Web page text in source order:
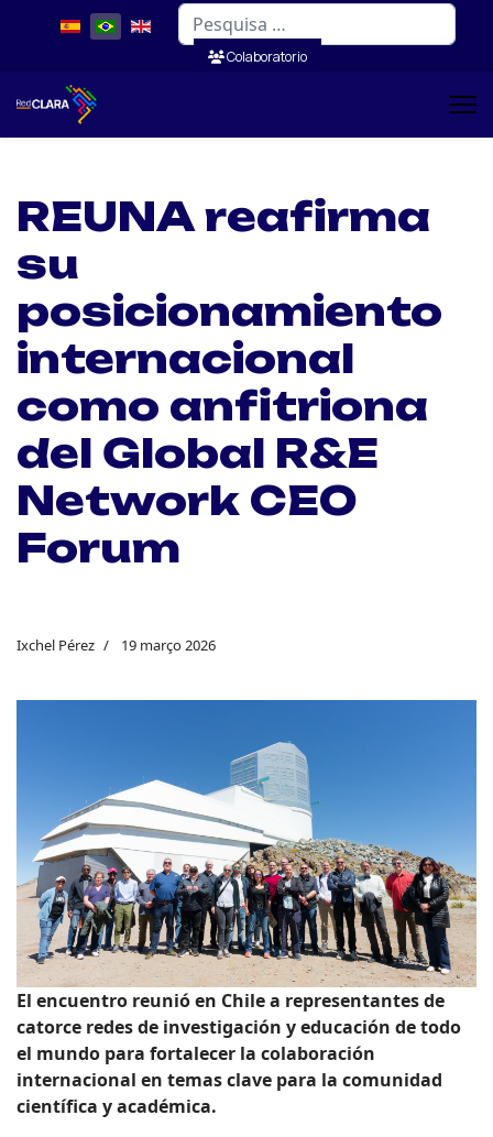
Pesquisar
Colaboratorio
REUNA reafirma
su
posicionamiento
internacional
como anfitriona
del Global R&E
Network CEO
Forum
Ixchel Pérez 19 março 2026
El encuentro reunió en Chile a representantes de
catorce redes de investigación y educación de todo
el mundo para fortalecer la colaboración
internacional en temas clave para la comunidad
científica y académica.